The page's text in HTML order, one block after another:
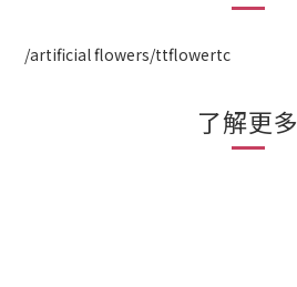
/artificial flowers/ttflowertc
了解更多